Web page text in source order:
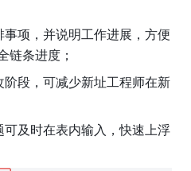
事项，并说明工作进展，方便
链条进度；
段，可减少新址工程师在新
及时在表内输入，快速上浮